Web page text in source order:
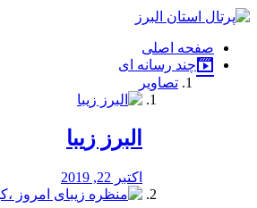
فصد
شرق
تهران
خشکشویی
صفحه اصلی
چند رسانه ای
تصاویر
البرز زیبا
اکتبر 22, 2019